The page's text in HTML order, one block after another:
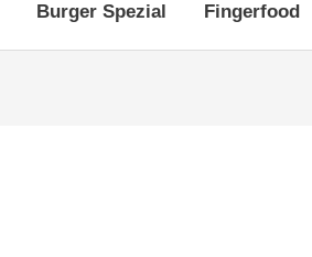
Burger Spezial Fingerfood